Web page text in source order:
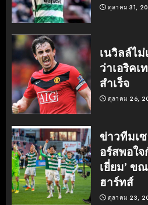
ตุลาคม 31,
เนวิลล์ไ
ว่าเอริค
สำเร็จ
ตุลาคม 26,
ข่าวทีมเ
อร์สพอใ
เยี่ยม’ ข
ฮาร์ทส์
ตุลาคม 23,